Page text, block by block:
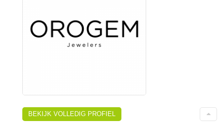
BEKIJK VOLLEDIG PROFIEL